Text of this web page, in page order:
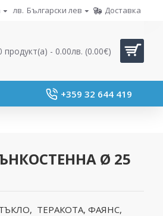
лв. Български лев Доставка
продукт(а) - 0.00лв. (0.00€)
+359 32 644 419
Ø 25
ТЕРАКОТА, ФАЯНС,